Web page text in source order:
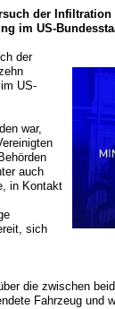
der
im US-
der
US-
war,
auch
in Kontakt
sich
die zwischen
Fahrzeug und